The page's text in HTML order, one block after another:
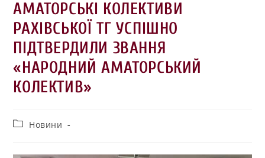
АМАТОРСЬКІ КОЛЕКТИВИ
РАХІВСЬКОЇ ТГ УСПІШНО
ПІДТВЕРДИЛИ ЗВАННЯ
«НАРОДНИЙ АМАТОРСЬКИЙ
КОЛЕКТИВ»
Новини